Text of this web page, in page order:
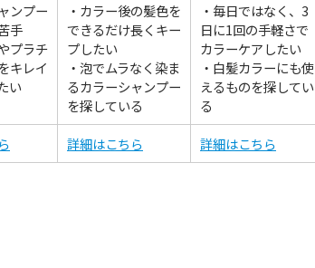
ンプー
手
プラチ
キレイ
い
・カラー後の髪色を
できるだけ長くキー
プしたい
・泡でムラなく染ま
るカラーシャンプー
を探している
・毎日ではなく、3
日に1回の手軽さで
カラーケアしたい
・白髪カラーにも使
えるものを探してい
る
詳細はこちら 詳細はこちら